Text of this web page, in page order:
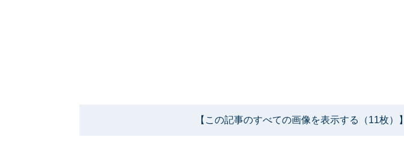
【この記事のすべての画像を表示する（11枚）】